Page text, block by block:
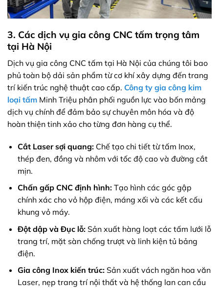
3. Các dịch vụ gia công CNC tấm trọng tâm
tại Hà Nội
Dịch vụ gia công CNC tấm tại Hà Nội của chúng tôi bao
phủ toàn bộ dải sản phẩm từ cơ khí xây dựng đến trang
trí kiến trúc nghệ thuật cao cấp. Công ty gia công kim
loại tấm Minh Triệu phân phối nguồn lực vào bốn mảng
dịch vụ chính để đảm bảo sự chuyên môn hóa và độ
hoàn thiện tinh xảo cho từng đơn hàng cụ thể.
Cắt Laser sợi quang:Chế tạo chi tiết từ tấm Inox,
thép đen, đồng và nhôm với tốc độ cao và đường cắt
mịn.
Chấn gấp CNC định hình:Tạo hình các góc gập
chính xác cho vỏ hộp điện, máng xối và các kết cấu
khung vỏ máy.
Đột dập và Đục lỗ:Sản xuất hàng loạt các tấm lưới lỗ
trang trí, mặt sàn chống trượt và linh kiện tủ bảng
điện.
Gia công Inox kiến trúc:Sản xuất vách ngăn hoa văn
Laser, nẹp trang trí nội thất và hệ thống lan can cầu